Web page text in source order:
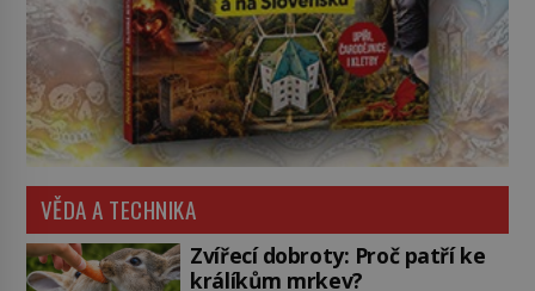
VĚDA A TECHNIKA
Zvířecí dobroty: Proč patří ke
králíkům mrkev?